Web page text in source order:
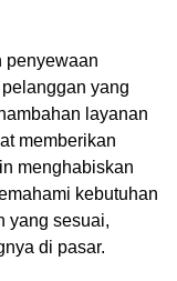
penyewaan
yang
layanan
memberikan
menghabiskan
kebutuhan
yang sesuai,
di pasar.